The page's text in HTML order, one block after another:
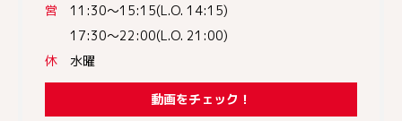
営 11:30～15:15(L.O. 14:15)
17:30～22:00(L.O. 21:00)
休 水曜
動画をチェック！